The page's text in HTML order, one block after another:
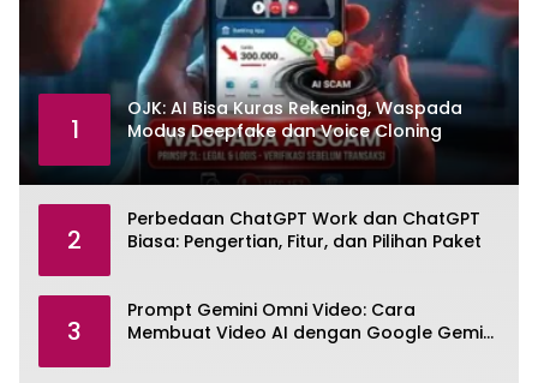
1
OJK: AI Bisa Kuras Rekening, Waspada
Modus Deepfake dan Voice Cloning
2
Perbedaan ChatGPT Work dan ChatGPT
Biasa: Pengertian, Fitur, dan Pilihan Paket
3
Prompt Gemini Omni Video: Cara
Membuat Video AI dengan Google Gemini